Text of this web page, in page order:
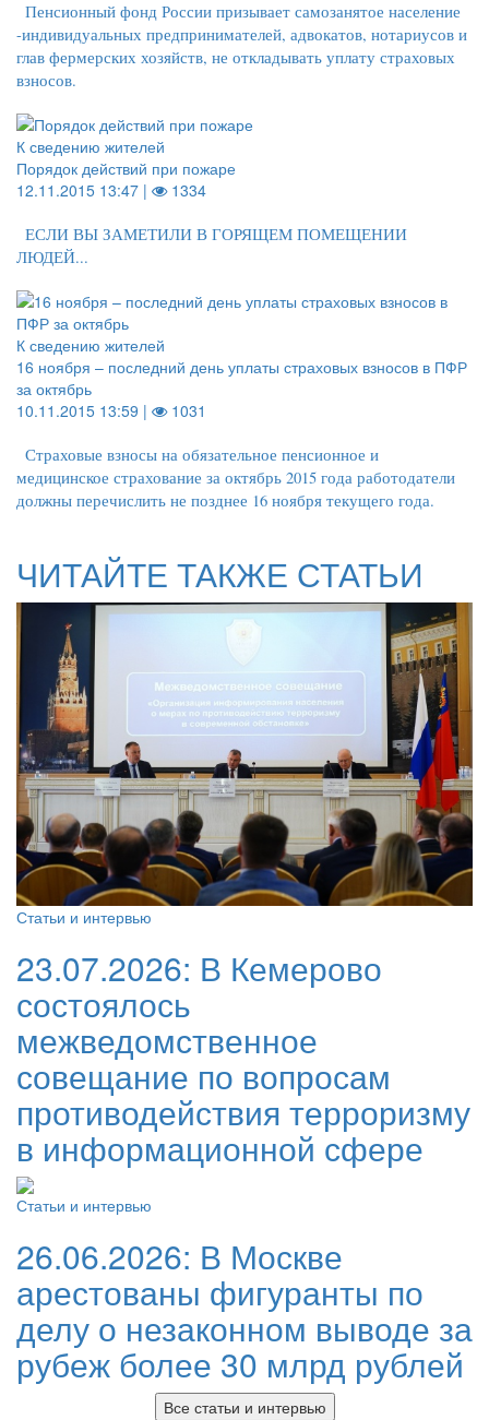
Пенсионный фонд России призывает самозанятое население
-индивидуальных предпринимателей, адвокатов, нотариусов и
глав фермерских хозяйств, не откладывать уплату страховых
взносов.
К сведению жителей
Порядок действий при пожаре
12.11.2015 13:47 |
1334
ЕСЛИ ВЫ ЗАМЕТИЛИ В ГОРЯЩЕМ ПОМЕЩЕНИИ
ЛЮДЕЙ...
К сведению жителей
16 ноября – последний день уплаты страховых взносов в ПФР
за октябрь
10.11.2015 13:59 |
1031
Страховые взносы на обязательное пенсионное и
медицинское страхование за октябрь 2015 года работодатели
должны перечислить не позднее 16 ноября текущего года.
ЧИТАЙТЕ ТАКЖЕ СТАТЬИ
Статьи и интервью
23.07.2026: В Кемерово
состоялось
межведомственное
совещание по вопросам
противодействия терроризму
в информационной сфере
Статьи и интервью
26.06.2026: В Москве
арестованы фигуранты по
делу о незаконном выводе за
рубеж более 30 млрд рублей
Все статьи и интервью